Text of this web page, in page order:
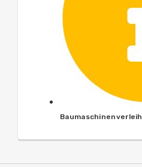
Baumaschinenverleih